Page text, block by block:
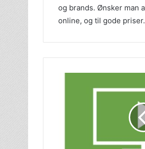
og brands. Ønsker man
online, og til gode priser.